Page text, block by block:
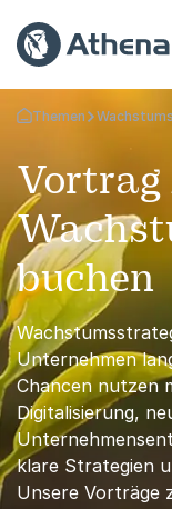
Zurück zur Startseite
Themen
Vortrag
buchen
Unternehmen
Chancen nutzen
Digitalisierung,
klare Strategien
Unsere Vorträge